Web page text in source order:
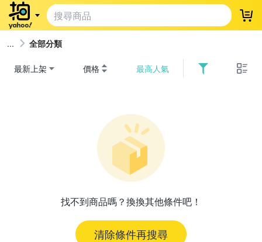
登
全部分類
最新上架 價格 最高人氣
找不到商品嗎？換換其他條件吧！
清除條件再搜尋